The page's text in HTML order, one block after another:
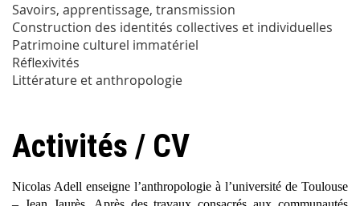
Savoirs, apprentissage, transmission
Construction des identités collectives et individuelles
Patrimoine culturel immatériel
Réflexivités
Littérature et anthropologie
Activités / CV
Nicolas Adell enseigne l’anthropologie à l’université de Toulouse